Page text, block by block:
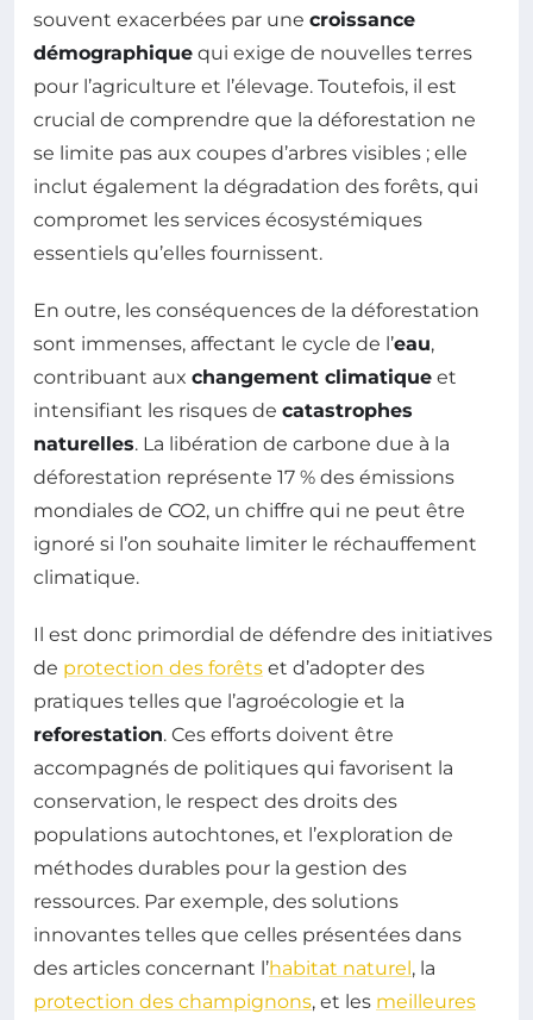
souvent exacerbées par une croissance
démographique qui exige de nouvelles terres
pour l’agriculture et l’élevage. Toutefois, il est
crucial de comprendre que la déforestation ne
se limite pas aux coupes d’arbres visibles ; elle
inclut également la dégradation des forêts, qui
compromet les services écosystémiques
essentiels qu’elles fournissent.
En outre, les conséquences de la déforestation
sont immenses, affectant le cycle de l’eau,
contribuant aux changement climatique et
intensifiant les risques de catastrophes
naturelles. La libération de carbone due à la
déforestation représente 17 % des émissions
mondiales de CO2, un chiffre qui ne peut être
ignoré si l’on souhaite limiter le réchauffement
climatique.
Il est donc primordial de défendre des initiatives
de protection des forêts et d’adopter des
pratiques telles que l’agroécologie et la
reforestation. Ces efforts doivent être
accompagnés de politiques qui favorisent la
conservation, le respect des droits des
populations autochtones, et l’exploration de
méthodes durables pour la gestion des
ressources. Par exemple, des solutions
innovantes telles que celles présentées dans
des articles concernant l’habitat naturel, la
protection des champignons, et les meilleures